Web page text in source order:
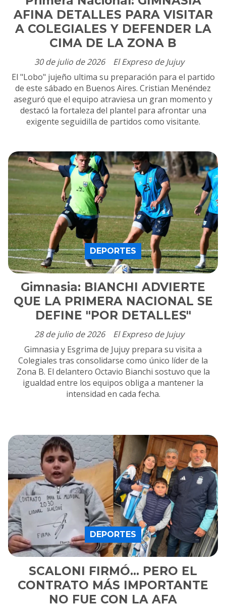
AFINA DETALLES PARA VISITAR
A COLEGIALES Y DEFENDER LA
CIMA DE LA ZONA B
El Expreso de Jujuy
30 de julio de 2026
El "Lobo" jujeño ultima su preparación para el partido
de este sábado en Buenos Aires. Cristian Menéndez
aseguró que el equipo atraviesa un gran momento y
destacó la fortaleza del plantel para afrontar una
exigente seguidilla de partidos como visitante.
Gimnasia: BIANCHI ADVIERTE
QUE LA PRIMERA NACIONAL SE
DEFINE "POR DETALLES"
El Expreso de Jujuy
DEPORTES
28 de julio de 2026
Gimnasia y Esgrima de Jujuy prepara su visita a
Colegiales tras consolidarse como único líder de la
Zona B. El delantero Octavio Bianchi sostuvo que la
igualdad entre los equipos obliga a mantener la
intensidad en cada fecha.
SCALONI FIRMÓ... PERO EL
CONTRATO MÁS IMPORTANTE
NO FUE CON LA AFA
DEPORTES